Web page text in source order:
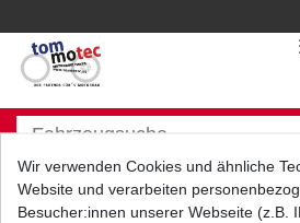
Wir verwenden Cookies und ähnliche
Website und verarbeiten
Besucher:innen unserer Webseite (z.B.